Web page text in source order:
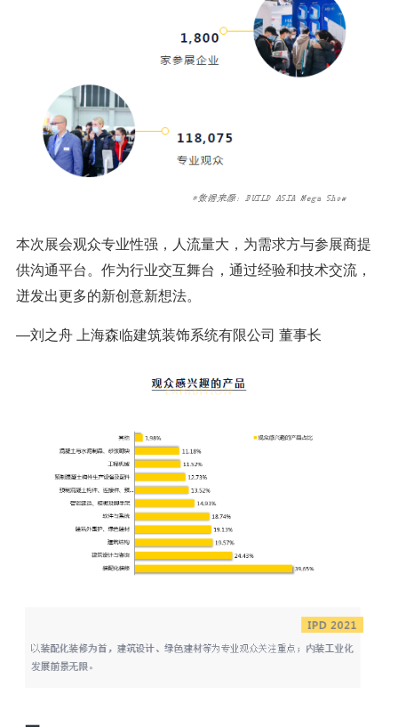
本次展会观众专业性强，人流量大，为需求方与参展商提
供沟通平台。作为行业交互舞台，通过经验和技术交流，
迸发出更多的新创意新想法。
—刘之舟 上海森临建筑装饰系统有限公司 董事长